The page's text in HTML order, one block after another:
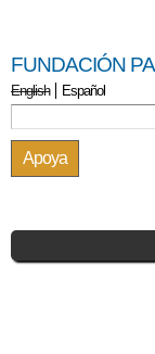
FUNDACIÓN
English Español
Search
Apoya